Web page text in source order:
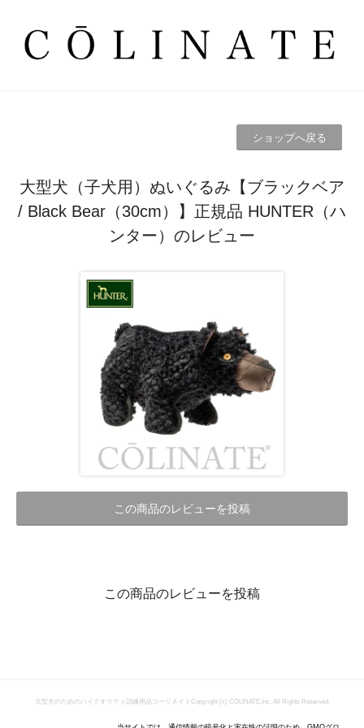
ショップへ戻る
大型犬（子犬用）ぬいぐるみ【ブラックベア
/ Black Bear（30cm）】正規品 HUNTER（ハ
ンター）のレビュー
この商品のレビューを投稿
この商品のレビューを投稿
大型犬のためのハイクオリティ訓練用品コーリネイト Copyright (c) COLINATE,Inc. All Rights Reserved.